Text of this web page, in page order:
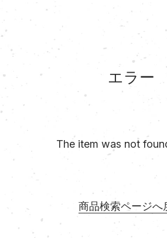
エラー
The item was not
商品検索ページへ